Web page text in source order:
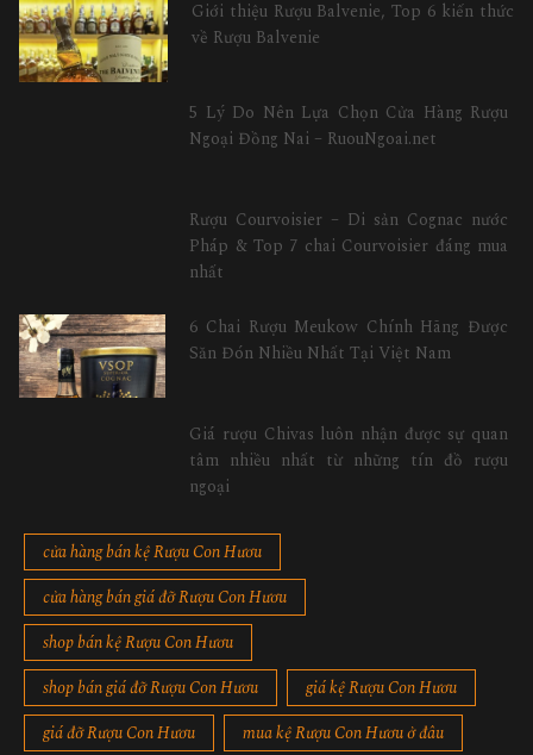
Giới thiệu Rượu Balvenie, Top 6 kiến thức
về Rượu Balvenie
5 Lý Do Nên Lựa Chọn Cửa Hàng Rượu
Ngoại Đồng Nai – RuouNgoai.net
Rượu Courvoisier – Di sản Cognac nước
Pháp & Top 7 chai Courvoisier đáng mua
nhất
6 Chai Rượu Meukow Chính Hãng Được
Săn Đón Nhiều Nhất Tại Việt Nam
Giá rượu Chivas luôn nhận được sự quan
tâm nhiều nhất từ những tín đồ rượu
ngoại
cửa hàng bán kệ Rượu Con Hươu
cửa hàng bán giá đỡ Rượu Con Hươu
shop bán kệ Rượu Con Hươu
shop bán giá đỡ Rượu Con Hươu
giá kệ Rượu Con Hươu
giá đỡ Rượu Con Hươu
mua kệ Rượu Con Hươu ở đâu